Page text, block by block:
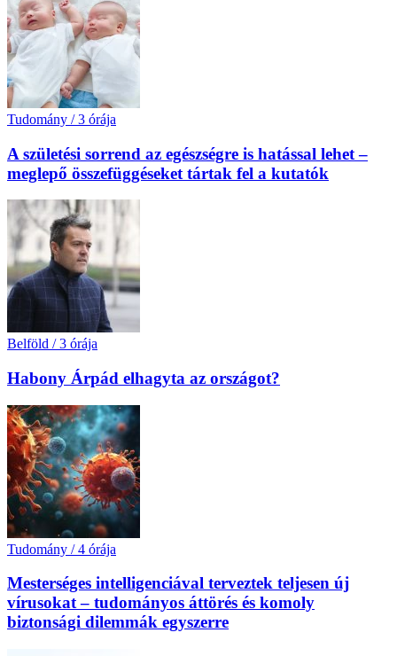
Tudomány / 3 órája
A születési sorrend az egészségre is hatással lehet –
meglepő összefüggéseket tártak fel a kutatók
Belföld / 3 órája
Habony Árpád elhagyta az országot?
Tudomány / 4 órája
Mesterséges intelligenciával terveztek teljesen új
vírusokat – tudományos áttörés és komoly
biztonsági dilemmák egyszerre